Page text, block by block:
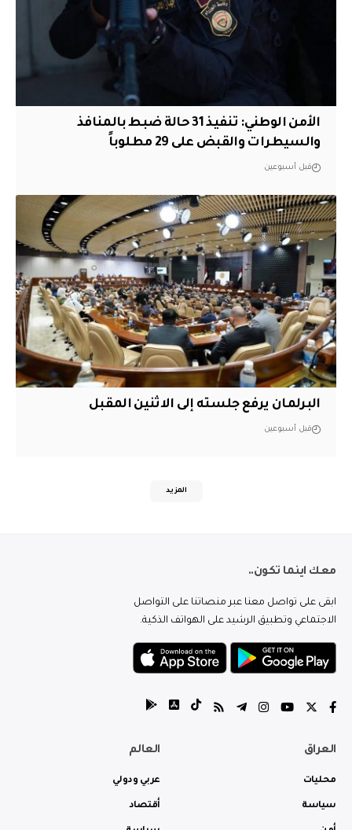
الأمن الوطني: تنفيذ 31 حالة ضبط بالمنافذ
والسيطرات والقبض على 29 مطلوباً
قبل أسبوعين
البرلمان يرفع جلسته إلى الاثنين المقبل
قبل أسبوعين
المزيد
معك اينما تكون..
ابقى على تواصل معنا عبر منصاتنا على التواصل
الاجتماعي وتطبيق الرشيد على الهواتف الذكية.
العراق
محليات
سياسة
العالم
عربي ودولي
أقتصاد